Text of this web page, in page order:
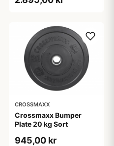
CROSSMAXX
Crossmaxx Bumper
Plate 20 kg Sort
945,00 kr